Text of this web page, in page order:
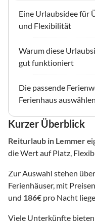
Eine Urlaubsidee für
und Flexibilität
Warum diese
gut funktioniert
Die passende
Ferienhaus auswählen
Kurzer Überblick
Reiturlaub in Lemmer
die Wert auf Platz,
Zur Auswahl stehen über
Ferienhäuser, mit
und 186€ pro Nacht
Viele Unterkünfte